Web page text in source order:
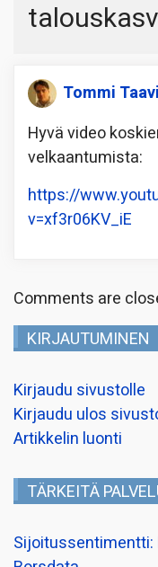
Tommi
Hyvä video
velkaantumista:
https://
v=xf3r06KV_iE
Comments are
KIRJAUTUMINEN
Kirjaudu sivustolle
Kirjaudu ulos
Artikkelin luonti
TÄRKEITÄ
Sijoitussentimentti: